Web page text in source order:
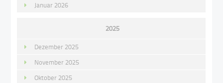
Januar 2026
2025
Dezember 2025
November 2025
Oktober 2025